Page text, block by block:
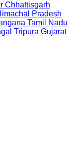
Chhattisgarh
Pradesh
Tamil Nadu
Tripura Gujarat